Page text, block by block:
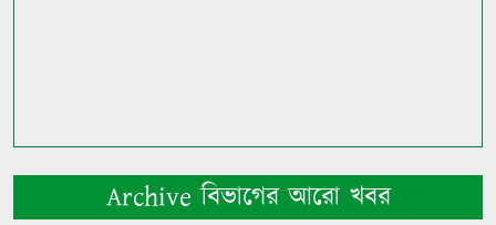
Archive বিভাগের আরো খবর